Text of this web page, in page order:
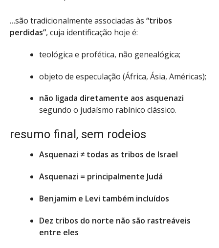
…são tradicionalmente associadas às “tribos
perdidas”, cuja identificação hoje é:
teológica e profética, não genealógica;
objeto de especulação (África, Ásia, Américas);
não ligada diretamente aos asquenazi
segundo o judaísmo rabínico clássico.
resumo final, sem rodeios
Asquenazi ≠ todas as tribos de Israel
Asquenazi = principalmente Judá
Benjamim e Levi também incluídos
Dez tribos do norte não são rastreáveis
entre eles